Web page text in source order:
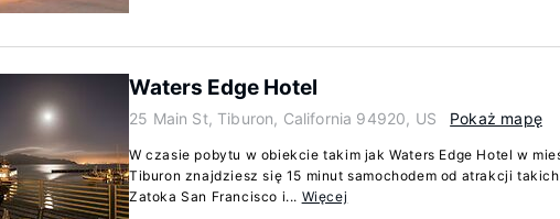
Waters Edge Hotel
25 Main St, Tiburon, California 94920, US Pokaż mapę
W czasie pobytu w obiekcie takim jak Waters Edge Hotel w
Tiburon znajdziesz się 15 minut samochodem od atrakcji
Zatoka San Francisco i... Więcej